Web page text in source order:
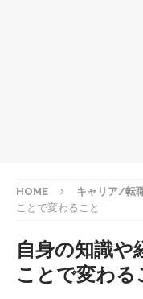
HOME キャリア/転
ことで変わること
自身の知識や
ことで変わる